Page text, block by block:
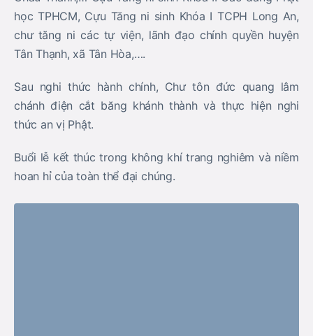
học TPHCM, Cựu Tăng ni sinh Khóa I TCPH Long An,
chư tăng ni các tự viện, lãnh đạo chính quyền huyện
Tân Thạnh, xã Tân Hòa,….
Sau nghi thức hành chính, Chư tôn đức quang lâm
chánh điện cắt băng khánh thành và thực hiện nghi
thức an vị Phật.
Buổi lễ kết thúc trong không khí trang nghiêm và niềm
hoan hỉ của toàn thể đại chúng.